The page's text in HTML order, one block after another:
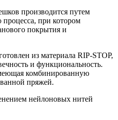
производится путем
процесса, при котором
покрытия и
из материала RIP-STOP,
и функциональность.
комбинированную
пряжей.
нейлоновых нитей